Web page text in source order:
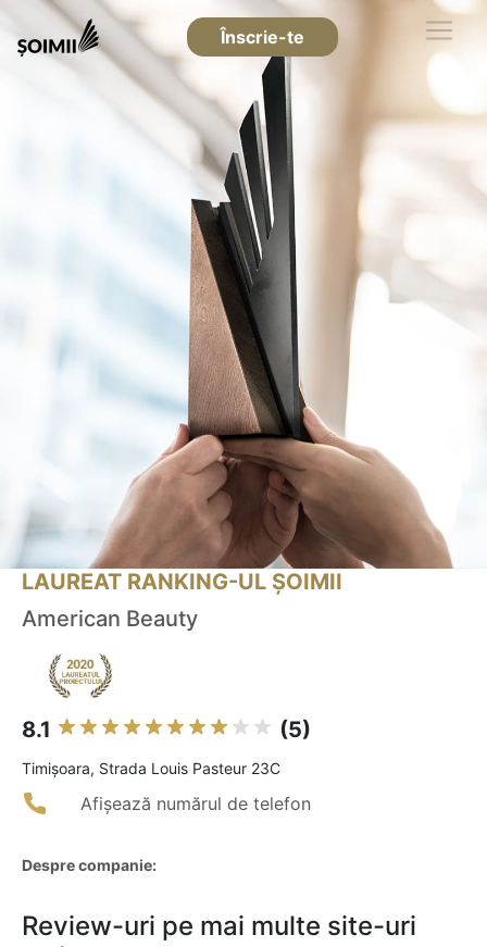
Înscrie-te
LAUREAT RANKING-UL ȘOIMII
American Beauty
8.1 (5)
Timişoara, Strada Louis Pasteur 23C
Afișează numărul de telefon
Despre companie:
Review-uri pe mai multe site-uri